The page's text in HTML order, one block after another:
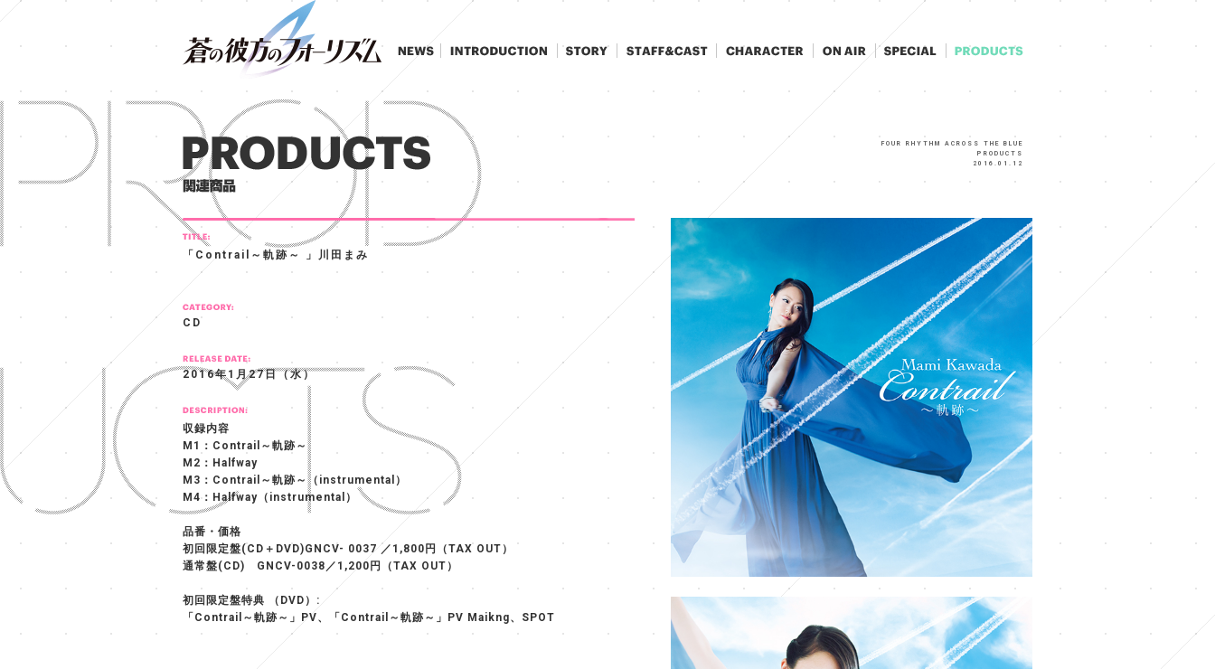
FOUR RHYTHM ACROSS THE BLUE
PRODUCTS
2016.01.12
「Contrail～軌跡～ 」川田まみ
CD
2016年1月27日（水）
収録内容
M1：Contrail～軌跡～
M2：Halfway
M3：Contrail～軌跡～（instrumental）
M4：Halfway（instrumental）
品番・価格
初回限定盤(CD＋DVD)GNCV- 0037 ／1,800円（TAX OUT）
通常盤(CD) GNCV-0038／1,200円（TAX OUT）
初回限定盤特典 （DVD）:
「Contrail～軌跡～」PV、「Contrail～軌跡～」PV Maikng、SPOT